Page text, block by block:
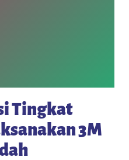
Tingkat
3M